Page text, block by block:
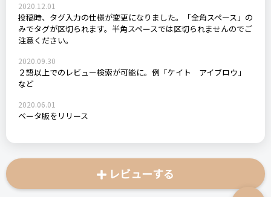
2020.12.01
投稿時、タグ入力の仕様が変更になりました。「全角スペース」の
みでタグが区切られます。半角スペースでは区切られませんのでご
注意ください。
2020.09.30
２語以上でのレビュー検索が可能に。例「ケイト アイブロウ」
など
2020.06.01
ベータ版をリリース
レビューする